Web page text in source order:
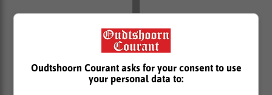
Oudtshoorn Courant asks for your consent to use
your personal data to: